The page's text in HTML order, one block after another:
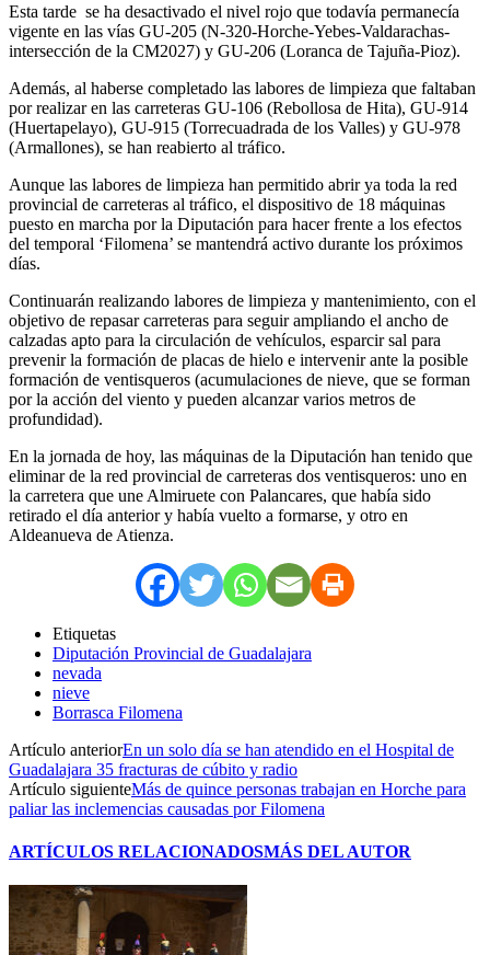
Esta tarde se ha desactivado el nivel rojo que todavía permanecía
vigente en las vías GU-205 (N-320-Horche-Yebes-Valdarachas-
intersección de la CM2027) y GU-206 (Loranca de Tajuña-Pioz).
Además, al haberse completado las labores de limpieza que faltaban
por realizar en las carreteras GU-106 (Rebollosa de Hita), GU-914
(Huertapelayo), GU-915 (Torrecuadrada de los Valles) y GU-978
(Armallones), se han reabierto al tráfico.
Aunque las labores de limpieza han permitido abrir ya toda la red
provincial de carreteras al tráfico, el dispositivo de 18 máquinas
puesto en marcha por la Diputación para hacer frente a los efectos
del temporal ‘Filomena’ se mantendrá activo durante los próximos
días.
Continuarán realizando labores de limpieza y mantenimiento, con el
objetivo de repasar carreteras para seguir ampliando el ancho de
calzadas apto para la circulación de vehículos, esparcir sal para
prevenir la formación de placas de hielo e intervenir ante la posible
formación de ventisqueros (acumulaciones de nieve, que se forman
por la acción del viento y pueden alcanzar varios metros de
profundidad).
En la jornada de hoy, las máquinas de la Diputación han tenido que
eliminar de la red provincial de carreteras dos ventisqueros: uno en
la carretera que une Almiruete con Palancares, que había sido
retirado el día anterior y había vuelto a formarse, y otro en
Aldeanueva de Atienza.
Etiquetas
Diputación Provincial de Guadalajara
nevada
nieve
Borrasca Filomena
Artículo anteriorEn un solo día se han atendido en el Hospital de
Guadalajara 35 fracturas de cúbito y radio
Artículo siguienteMás de quince personas trabajan en Horche para
paliar las inclemencias causadas por Filomena
ARTÍCULOS RELACIONADOSMÁS DEL AUTOR